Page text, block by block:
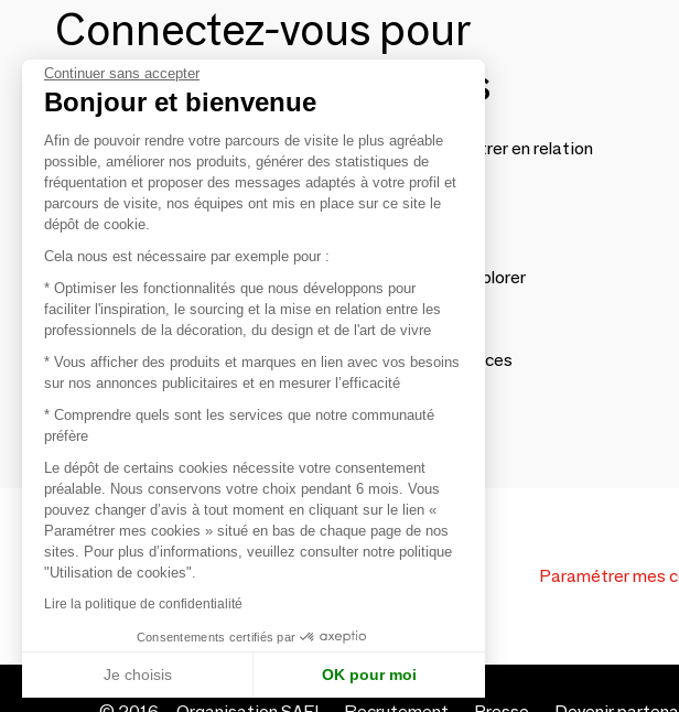
Connectez-vous pour
contacter les marques
Afin de profiter au mieux de l'expérience MOM et de rentrer en relation
avec vos marques préférées, créez-vous un compte.
Découvrir
Les produits de milliers de fournisseurs à explorer
S'inspirer
Inspiration et sélections de produits tendances
Contacter
Paramétrer mes
Continuer sans accepter
Bonjour et bienvenue
Afin de pouvoir rendre votre parcours de visite le plus agréable
possible, améliorer nos produits, générer des statistiques de
fréquentation et proposer des messages adaptés à votre profil et
parcours de visite, nos équipes ont mis en place sur ce site le
dépôt de cookie.
Cela nous est nécessaire par exemple pour :
* Optimiser les fonctionnalités que nous développons pour
faciliter l'inspiration, le sourcing et la mise en relation entre les
professionnels de la décoration, du design et de l'art de vivre
* Vous afficher des produits et marques en lien avec vos besoins
sur nos annonces publicitaires et en mesurer l’efficacité
* Comprendre quels sont les services que notre communauté
préfère
Le dépôt de certains cookies nécessite votre consentement
préalable. Nous conservons votre choix pendant 6 mois. Vous
pouvez changer d’avis à tout moment en cliquant sur le lien «
Paramétrer mes cookies » situé en bas de chaque page de nos
sites. Pour plus d’informations, veuillez consulter notre politique
"Utilisation de cookies".
Lire la politique de confidentialité
Consentements certifiés par
Je choisis OK pour moi